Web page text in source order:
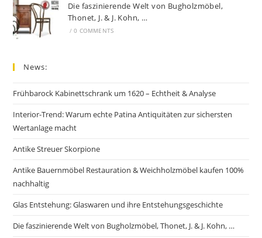
Die faszinierende Welt von Bugholzmöbel,
Thonet, J. & J. Kohn, …
/ 0 COMMENTS
News:
Frühbarock Kabinettschrank um 1620 – Echtheit & Analyse
Interior-Trend: Warum echte Patina Antiquitäten zur sichersten
Wertanlage macht
Antike Streuer Skorpione
Antike Bauernmöbel Restauration & Weichholzmöbel kaufen 100%
nachhaltig
Glas Entstehung: Glaswaren und ihre Entstehungsgeschichte
Die faszinierende Welt von Bugholzmöbel, Thonet, J. & J. Kohn, …